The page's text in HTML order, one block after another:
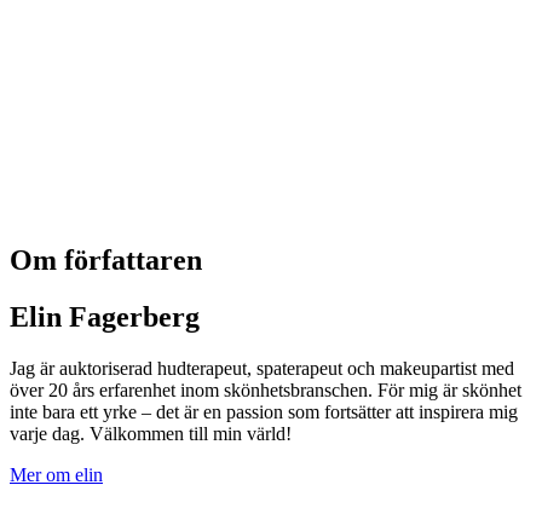
Om författaren
Elin Fagerberg
Jag är auktoriserad hudterapeut, spaterapeut och makeupartist med
över 20 års erfarenhet inom skönhetsbranschen. För mig är skönhet
inte bara ett yrke – det är en passion som fortsätter att inspirera mig
varje dag. Välkommen till min värld!
Mer om elin